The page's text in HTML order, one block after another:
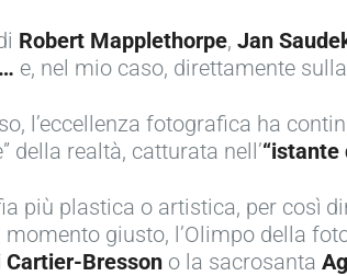
Robert Mapplethorpe, Jan
e, nel mio caso, direttamente
l’eccellenza fotografica ha
della realtà, catturata nell’“istante
più plastica o artistica, per così
giusto, l’Olimpo della
Cartier-Bresson o la sacrosanta